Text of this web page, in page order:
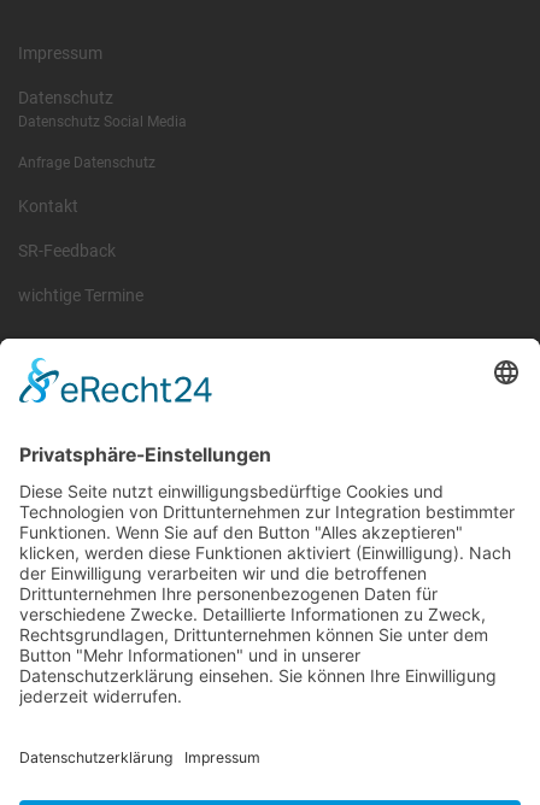
Impressum
Datenschutz
Datenschutz Social Media
Anfrage Datenschutz
Kontakt
SR-Feedback
wichtige Termine
Information
Sachsen und Thüringen. Er ist als eingetragener Verein tätig und
gleichzeitig Veranstalter der Spiele der Regionalliga in
verschiedenen Ligen.
Die RLSO ist jetzt auch erreichbar unter der Adresse
Wir betreiben ...